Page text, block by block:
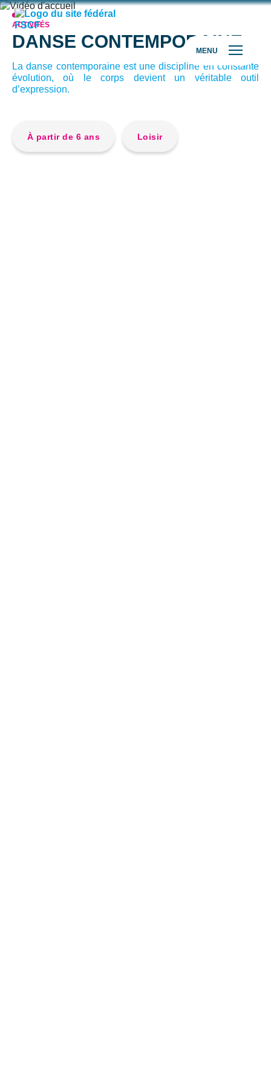
MENU
ACTIVITÉS
DANSE CONTEMPORAINE
La danse contemporaine est une discipline en constante
évolution, où le corps devient un véritable outil
d’expression.
À partir de 6 ans Loisir